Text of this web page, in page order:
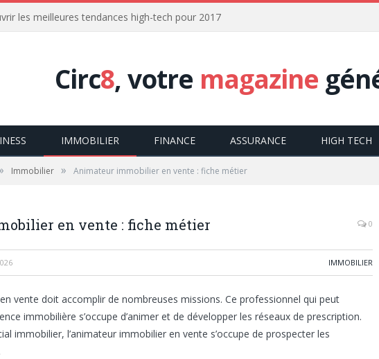
les meilleures tendances high-tech pour 2017
Circ8, votre magazine
IMMOBILIER FINANCE ASSURANCE HIGH TECH
Immobilier » Animateur immobilier en vente : fiche métier
en vente : fiche métier 0
IMMOBILIER
vente doit accomplir de nombreuses missions. Ce professionnel qui peut
immobilière s’occupe d’animer et de développer les réseaux de prescription.
immobilier, l’animateur immobilier en vente s’occupe de prospecter les